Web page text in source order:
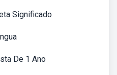
Significado
De 1 Ano